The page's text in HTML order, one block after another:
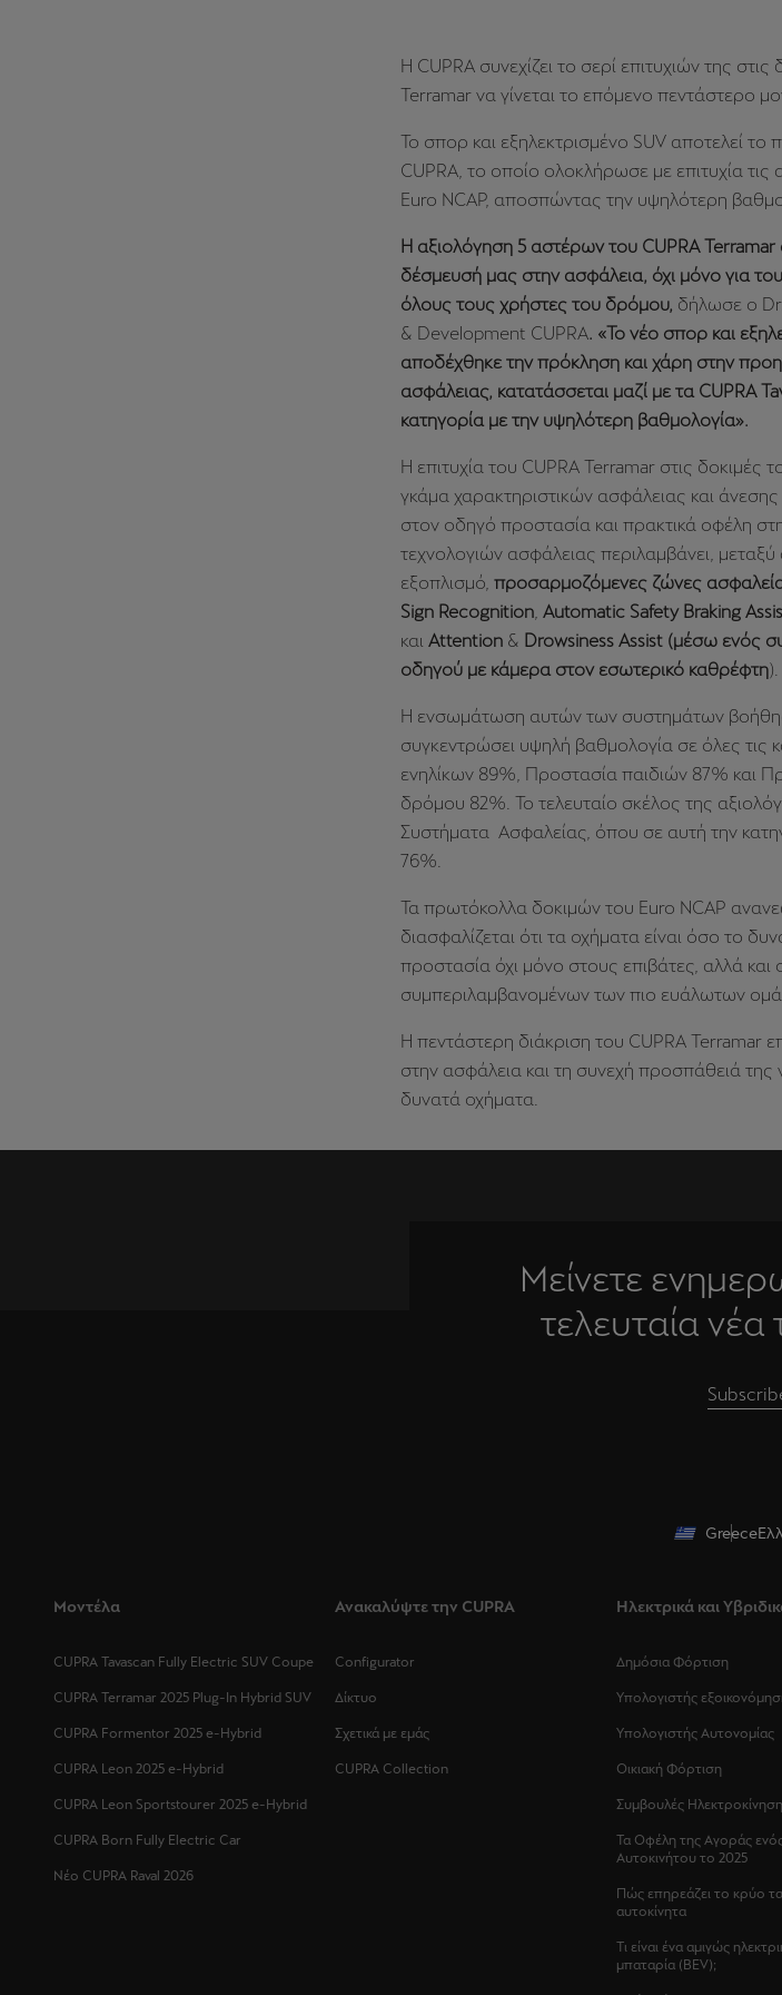
Η CUPRA συνεχίζει το σερί επιτυχιών της
Terramar να γίνεται το επόμενο πεντάστερο
Το σπορ και εξηλεκτρισμένο SUV αποτελεί το
CUPRA, το οποίο ολοκλήρωσε με επιτυχία τις
Euro NCAP, αποσπώντας την υψηλότερη
Η αξιολόγηση 5 αστέρων του CUPRA
δέσμευσή μας στην ασφάλεια, όχι μόνο για
όλους τους χρήστες του δρόμου, δήλωσε ο
& Development CUPRA. «Το νέο σπορ και
αποδέχθηκε την πρόκληση και χάρη στην
ασφάλειας, κατατάσσεται μαζί με τα CUPRA
κατηγορία με την υψηλότερη βαθμολογία».
Η επιτυχία του CUPRA Terramar στις δοκιμές
γκάμα χαρακτηριστικών ασφάλειας και
στον οδηγό προστασία και πρακτικά οφέλη
τεχνολογιών ασφάλειας περιλαμβάνει,
εξοπλισμό, προσαρμοζόμενες ζώνες
Sign Recognition, Automatic Safety Braking
και Attention & Drowsiness Assist (μέσω ενός
οδηγού με κάμερα στον εσωτερικό καθρέφτη).
Η ενσωμάτωση αυτών των συστημάτων
συγκεντρώσει υψηλή βαθμολογία σε όλες τις
ενηλίκων 89%, Προστασία παιδιών 87% και
δρόμου 82%. Το τελευταίο σκέλος της
Συστήματα Ασφαλείας, όπου σε αυτή την
76%.
Τα πρωτόκολλα δοκιμών του Euro NCAP
διασφαλίζεται ότι τα οχήματα είναι όσο το
προστασία όχι μόνο στους επιβάτες, αλλά
συμπεριλαμβανομένων των πιο ευάλωτων
Η πεντάστερη διάκριση του CUPRA Terramar
στην ασφάλεια και τη συνεχή προσπάθειά
δυνατά οχήματα.
Μείνετε
τελευταία νέα
Greece
Μοντέλα
CUPRA Tavascan Fully Electric SUV Coupe
CUPRA Terramar 2025 Plug-In Hybrid SUV
CUPRA Formentor 2025 e-Hybrid
CUPRA Leon 2025 e-Hybrid
CUPRA Leon Sportstourer 2025 e-Hybrid
CUPRA Born Fully Electric Car
Νέο CUPRA Raval 2026
Ανακαλύψτε την CUPRA
Configurator
Δίκτυο
Σχετικά με εμάς
CUPRA Collection
Ηλεκτρικά και
Δημόσια Φόρτιση
Υπολογιστής
Υπολογιστής Αυτονομίας
Οικιακή Φόρτιση
Συμβουλές
Τα Οφέλη της Αγοράς
Αυτοκινήτου το 2025
Πώς επηρεάζει το κρύο τα
αυτοκίνητα
Τι είναι ένα αμιγώς
μπαταρία (BEV);